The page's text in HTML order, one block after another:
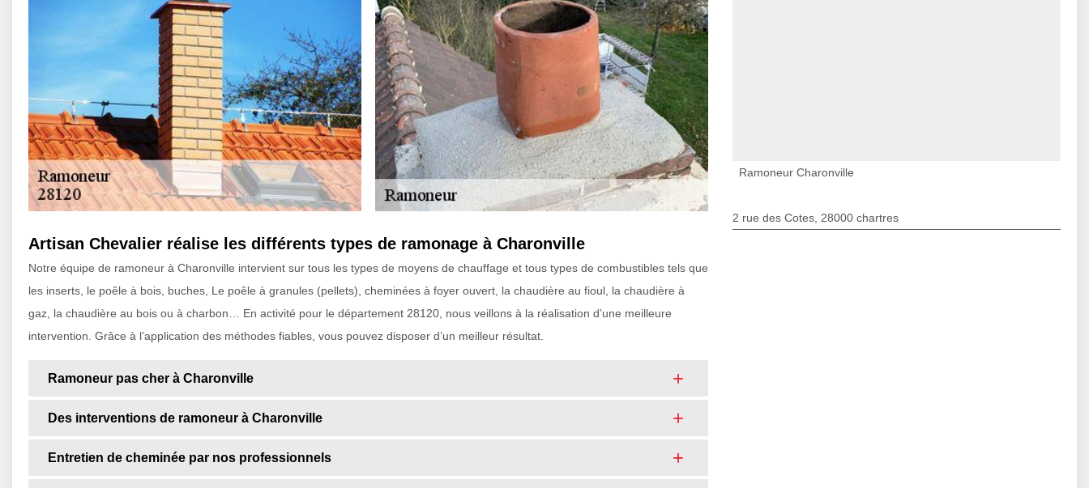
Artisan Chevalier réalise les différents types de ramonage à Charonville
Notre équipe de ramoneur à Charonville intervient sur tous les types de moyens de chauffage et tous types de combustibles tels que
les inserts, le poêle à bois, buches, Le poêle à granules (pellets), cheminées à foyer ouvert, la chaudière au fioul, la chaudière à
gaz, la chaudière au bois ou à charbon… En activité pour le département 28120, nous veillons à la réalisation d’une meilleure
intervention. Grâce à l’application des méthodes fiables, vous pouvez disposer d’un meilleur résultat.
Ramoneur pas cher à Charonville
Des interventions de ramoneur à Charonville
Entretien de cheminée par nos professionnels
Ramoneur Charonville
2 rue des Cotes, 28000 chartres